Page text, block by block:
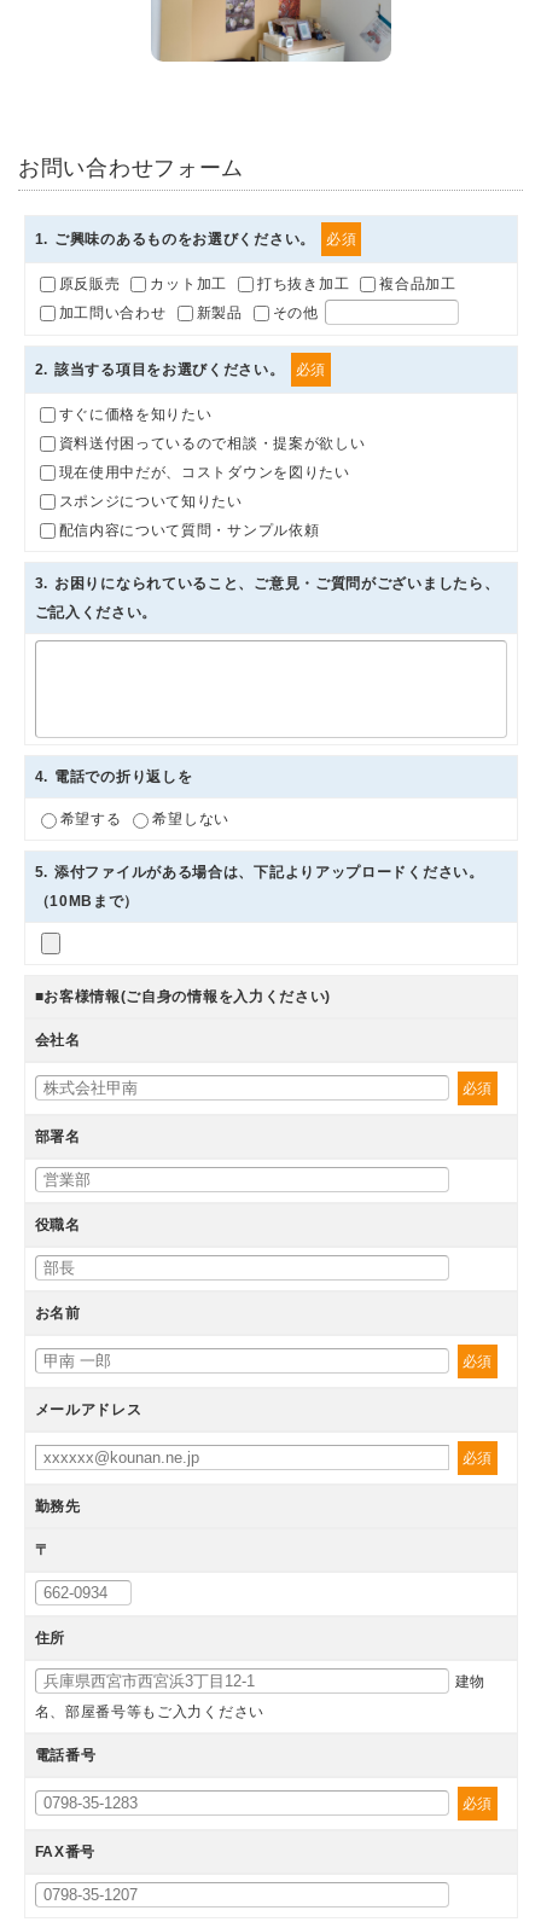
お問い合わせフォーム
1. ご興味のあるものをお選びください。 必須
原反販売 カット加工 打ち抜き加工
複合品加工
加工問い合わせ
新製品 その他
2. 該当する項目をお選びください。 必須
すぐに価格を知りたい
資料送付困っているので相談・提案が欲しい
現在使用中だが、コストダウンを図りたい
スポンジについて知りたい
配信内容について質問・サンプル依頼
3. お困りになられていること、ご意見・ご質問がございましたら、
ご記入ください。
4. 電話での折り返しを
希望する 希望しない
5. 添付ファイルがある場合は、下記よりアップロードください。
（10MBまで）
■お客様情報(ご自身の情報を入力ください)
会社名
必須
部署名
役職名
お名前
必須
メールアドレス
必須
勤務先
〒
住所
建物
名、部屋番号等もご入力ください
電話番号
必須
FAX番号